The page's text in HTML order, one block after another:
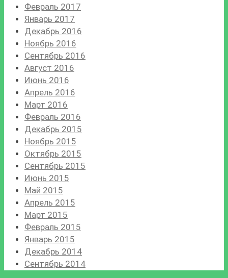
Февраль 2017
Январь 2017
Декабрь 2016
Ноябрь 2016
Сентябрь 2016
Август 2016
Июнь 2016
Апрель 2016
Март 2016
Февраль 2016
Декабрь 2015
Ноябрь 2015
Октябрь 2015
Сентябрь 2015
Июнь 2015
Май 2015
Апрель 2015
Март 2015
Февраль 2015
Январь 2015
Декабрь 2014
Сентябрь 2014